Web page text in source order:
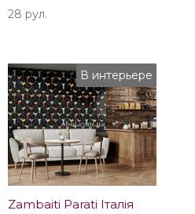
28 рул.
В интерьере
Zambaiti Parati Італія